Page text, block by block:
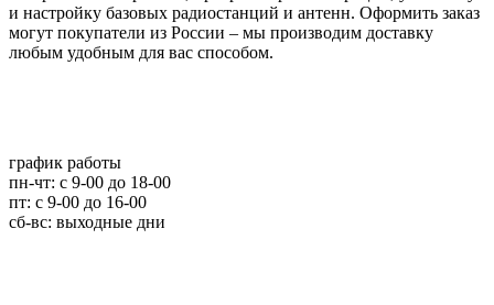
и настройку базовых радиостанций и антенн. Оформить заказ
могут покупатели из России – мы производим доставку
любым удобным для вас способом.
график работы
пн-чт: c 9-00 до 18-00
пт: с 9-00 до 16-00
сб-вс: выходные дни